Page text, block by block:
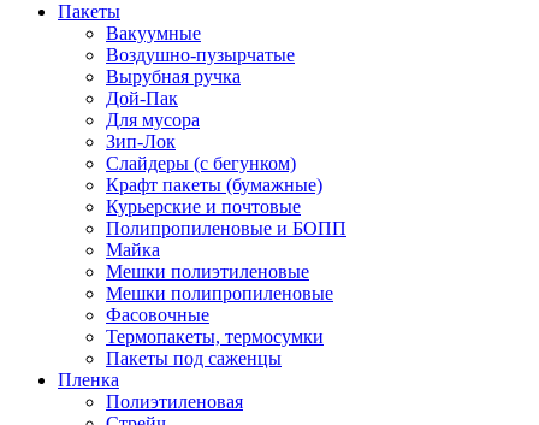
Пакеты
Вакуумные
Воздушно-пузырчатые
Вырубная ручка
Дой-Пак
Для мусора
Зип-Лок
Слайдеры (с бегунком)
Крафт пакеты (бумажные)
Курьерские и почтовые
Полипропиленовые и БОПП
Майка
Мешки полиэтиленовые
Мешки полипропиленовые
Фасовочные
Термопакеты, термосумки
Пакеты под саженцы
Пленка
Полиэтиленовая